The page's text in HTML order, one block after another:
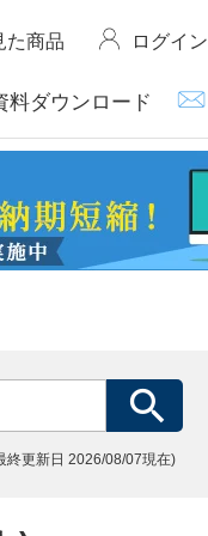
た商品 ログイン
料ダウンロード
終更新日 2026/08/07現在)